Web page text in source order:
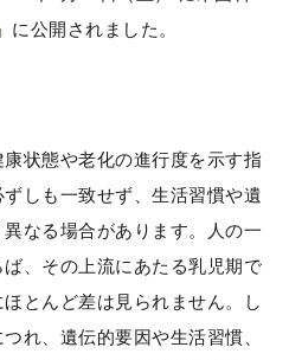
」に公開されました。
状態や老化の進行度を示す指
しも一致せず、生活習慣や遺
なる場合があります。人の一
、その上流にあたる乳児期で
とんど差は見られません。し
れ、遺伝的要因や生活習慣、